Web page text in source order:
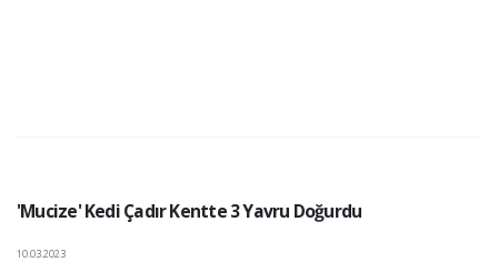
'Mucize' Kedi Çadır Kentte 3 Yavru Doğurdu
10.03.2023